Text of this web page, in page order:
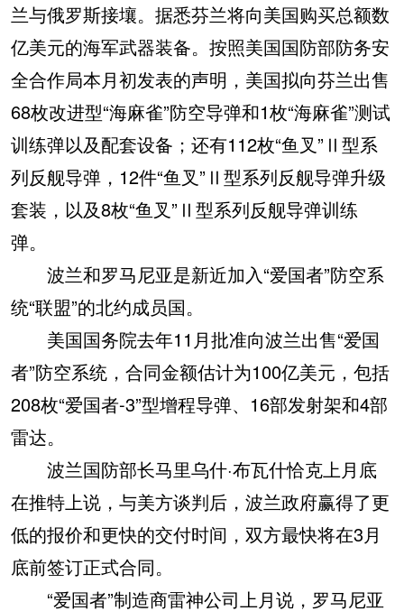
兰与俄罗斯接壤。据悉芬兰将向美国购买总额数
亿美元的海军武器装备。按照美国国防部防务安
全合作局本月初发表的声明，美国拟向芬兰出售
68枚改进型“海麻雀”防空导弹和1枚“海麻雀”测试
训练弹以及配套设备；还有112枚“鱼叉”Ⅱ型系
列反舰导弹，12件“鱼叉”Ⅱ型系列反舰导弹升级
套装，以及8枚“鱼叉”Ⅱ型系列反舰导弹训练
弹。
波兰和罗马尼亚是新近加入“爱国者”防空系
统“联盟”的北约成员国。
美国国务院去年11月批准向波兰出售“爱国
者”防空系统，合同金额估计为100亿美元，包括
208枚“爱国者-3”型增程导弹、16部发射架和4部
雷达。
波兰国防部长马里乌什·布瓦什恰克上月底
在推特上说，与美方谈判后，波兰政府赢得了更
低的报价和更快的交付时间，双方最快将在3月
底前签订正式合同。
“爱国者”制造商雷神公司上月说，罗马尼亚